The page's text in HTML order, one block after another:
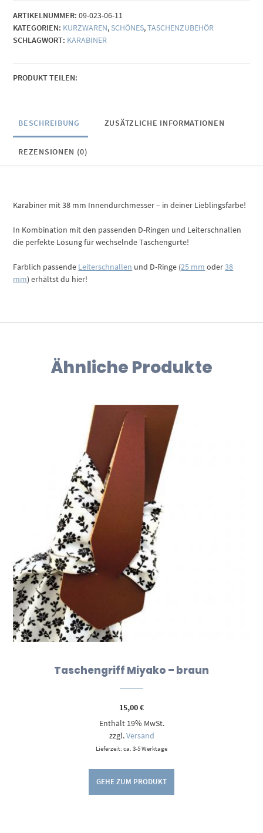
Farbwahl
Menge
ARTIKELNUMMER: 09-023-06-11
KATEGORIEN: KURZWAREN, SCHÖNES,TASCHENZUBEHÖR
SCHLAGWORT: KARABINER
PRODUKT TEILEN:
BESCHREIBUNG ZUSÄTZLICHE INFORMATIONEN
REZENSIONEN (0)
Karabiner mit 38 mm Innendurchmesser – in deiner Lieblingsfarbe!
In Kombination mit den passenden D-Ringen und Leiterschnallen
die perfekte Lösung für wechselnde Taschengurte!
Farblich passende Leiterschnallen und D-Ringe (25 mm oder38
mm) erhältst du hier!
Ähnliche Produkte
Taschengriff Miyako – braun
15,00€
Enthält 19% MwSt.
zzgl.Versand
Lieferzeit: ca. 3-5 Werktage
GEHE ZUM PRODUKT